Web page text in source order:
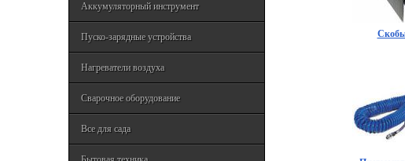
Аккумуляторный инструмент
Пуско-зарядные устройства
Нагреватели воздуха
Сварочное оборудование
Все для сада